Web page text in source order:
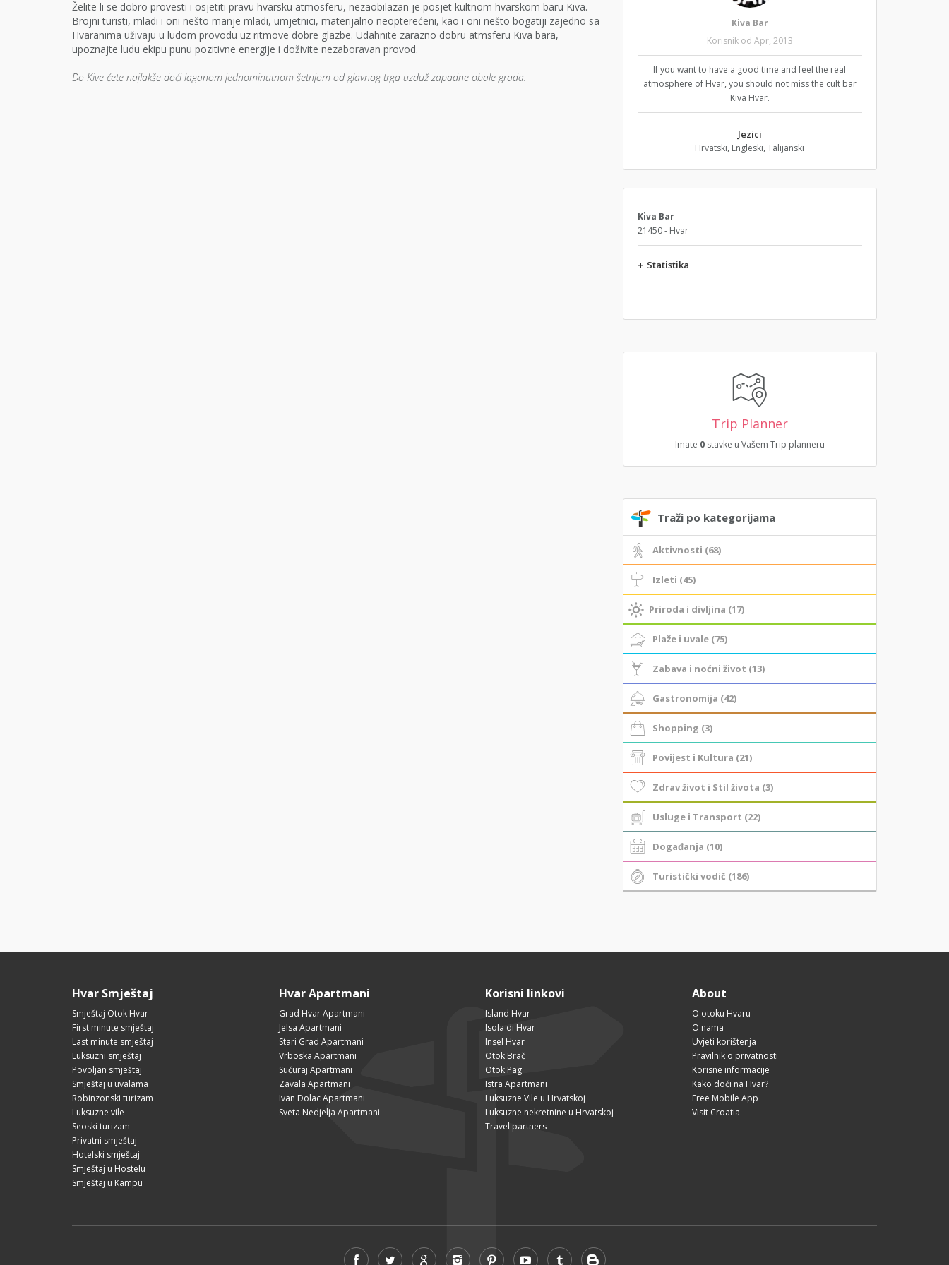
Želite li se dobro provesti i osjetiti pravu hvarsku atmosferu, nezaobilazan je posjet kultnom hvarskom baru Kiva.
Brojni turisti, mladi i oni nešto manje mladi, umjetnici, materijalno neopterećeni, kao i oni nešto bogatiji zajedno sa
Hvaranima uživaju u ludom provodu uz ritmove dobre glazbe. Udahnite zarazno dobru atmsferu Kiva bara,
upoznajte ludu ekipu punu pozitivne energije i doživite nezaboravan provod.
Do Kive ćete najlakše doći laganom jednominutnom šetnjom od glavnog trga uzduž zapadne obale grada.
Kiva Bar
Korisnik od Apr, 2013
If you want to have a good time and feel the real
atmosphere of Hvar, you should not miss the cult bar
Kiva Hvar.
Jezici
Hrvatski, Engleski, Talijanski
Kiva Bar
21450 - Hvar
+ Statistika
Trip Planner
Imate 0stavke u Vašem Trip planneru
Traži po kategorijama
Aktivnosti (68)
Izleti (45)
Priroda i divljina (17)
Plaže i uvale (75)
Zabava i noćni život (13)
Gastronomija (42)
Shopping (3)
Povijest i Kultura (21)
Zdrav život i Stil života (3)
Usluge i Transport (22)
Događanja (10)
Turistički vodič (186)
Hvar Smještaj
Smještaj Otok Hvar
First minute smještaj
Last minute smještaj
Luksuzni smještaj
Povoljan smještaj
Smještaj u uvalama
Robinzonski turizam
Luksuzne vile
Seoski turizam
Privatni smještaj
Hotelski smještaj
Smještaj u Hostelu
Smještaj u Kampu
Hvar Apartmani
Grad Hvar Apartmani
Jelsa Apartmani
Stari Grad Apartmani
Vrboska Apartmani
Sućuraj Apartmani
Zavala Apartmani
Ivan Dolac Apartmani
Sveta Nedjelja Apartmani
Korisni linkovi
Island Hvar
Isola di Hvar
Insel Hvar
Otok Brač
Otok Pag
Istra Apartmani
Luksuzne Vile u Hrvatskoj
Luksuzne nekretnine u Hrvatskoj
Travel partners
About
O otoku Hvaru
O nama
Uvjeti korištenja
Pravilnik o privatnosti
Korisne informacije
Kako doći na Hvar?
Free Mobile App
Visit Croatia